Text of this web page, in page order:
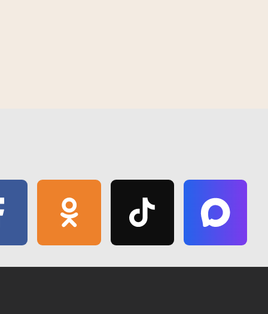
чествовали
кампании